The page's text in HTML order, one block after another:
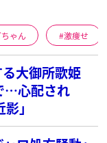
ゃん 激痩せ
る大御所歌姫
…心配され
」